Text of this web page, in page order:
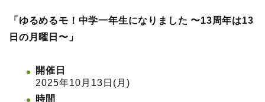
「ゆるめるモ！中学一年生になりました 〜13周年は13
日の月曜日〜」
開催日
2025年10月13日(月)
時間